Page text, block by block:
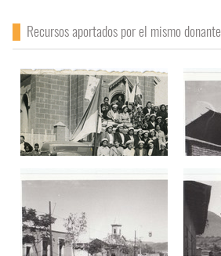
Recursos aportados por el mismo donante